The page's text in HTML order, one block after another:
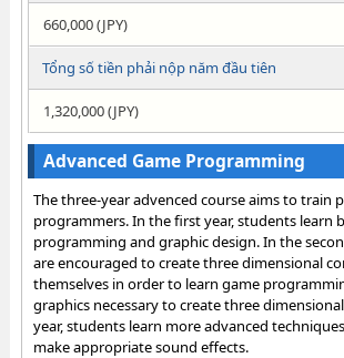
660,000 (JPY)
Tổng số tiền phải nộp năm đầu tiên
1,320,000 (JPY)
Advanced Game Programming
The three-year advenced course aims to train
programmers. In the first year, students learn
programming and graphic design. In the
are encouraged to create three dimensional
themselves in order to learn game
graphics necessary to create three
year, students learn more advanced
make appropriate sound effects.